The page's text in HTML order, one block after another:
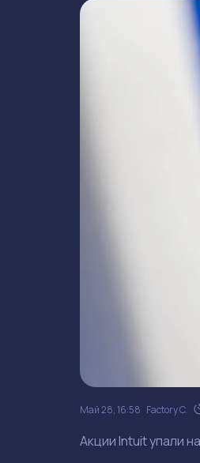
Май 28, 16:58 Factory C.
Акции Intuit упали